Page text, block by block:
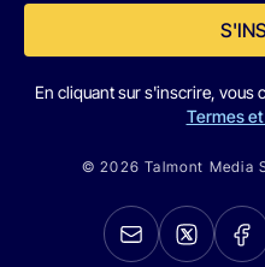
En cliquant sur s'inscrire, vous
Termes
© 2026 Talmont Media